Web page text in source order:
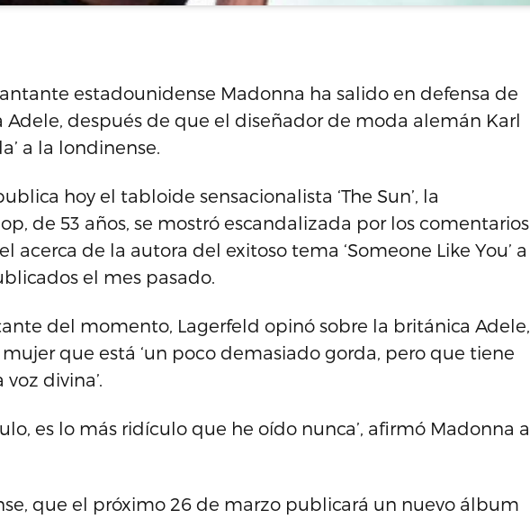
estadounidense Madonna ha salido en defensa de
Adele, después de que el diseñador de moda alemán Karl
a la londinense.
hoy el tabloide sensacionalista ‘The Sun’, la
de 53 años, se mostró escandalizada por los comentarios
acerca de la autora del exitoso tema ‘Someone Like You’ a
el mes pasado.
del momento, Lagerfeld opinó sobre la británica Adele,
que está ‘un poco demasiado gorda, pero que tiene
divina’.
es lo más ridículo que he oído nunca’, afirmó Madonna a
que el próximo 26 de marzo publicará un nuevo álbum